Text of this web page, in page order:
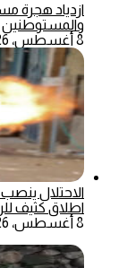
ازدياد هجرة
والمستوطنين
8 أغسطس، 2026
الاحتلال
اطلاق كثيف
8 أغسطس، 2026